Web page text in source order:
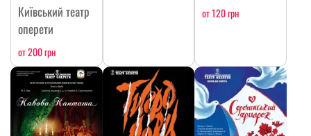
Київський театр
оперети
от 200 грн
от 120 грн